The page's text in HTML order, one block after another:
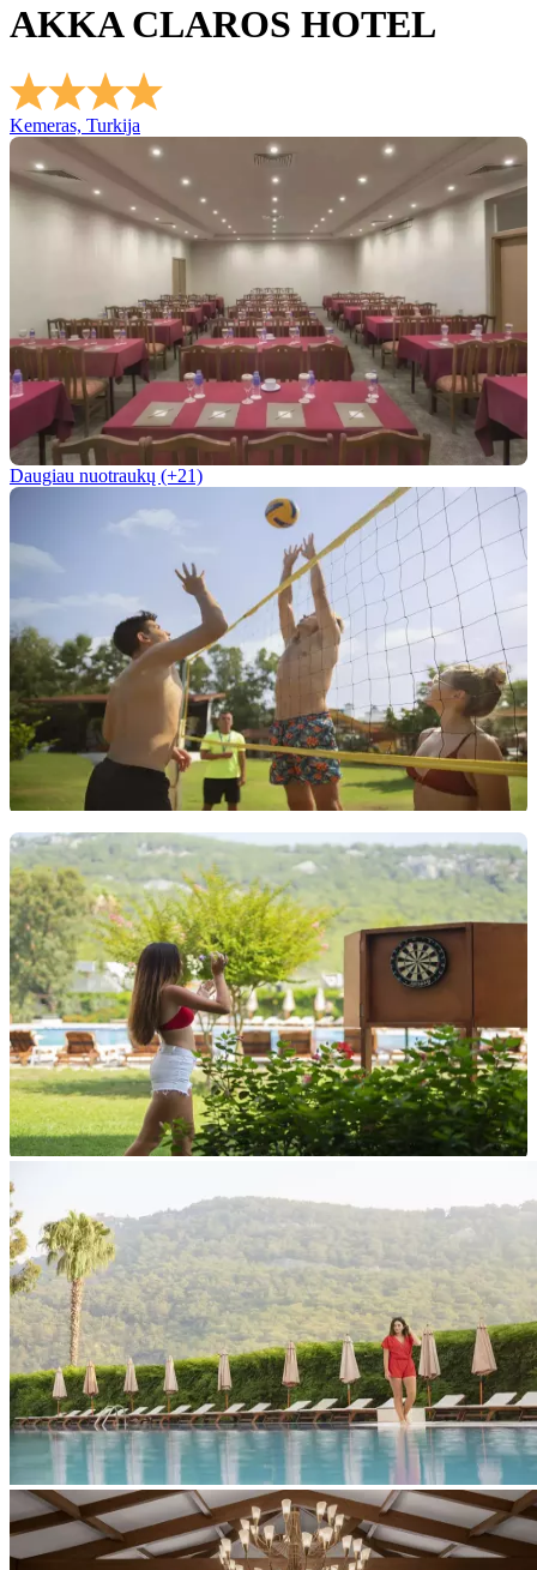
AKKA CLAROS HOTEL
Kemeras, Turkija
Daugiau nuotraukų (+21)